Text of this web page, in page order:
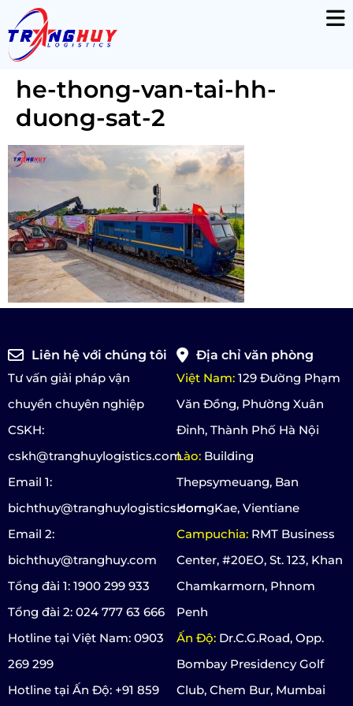
he-thong-van-tai-hh-
duong-sat-2
Liên hệ với chúng tôi
Tư vấn giải pháp vận
chuyển chuyên nghiệp
CSKH:
cskh@tranghuylogistics.com
Email 1:
bichthuy@tranghuylogistics.com
Email 2:
bichthuy@tranghuy.com
Tổng đài 1: 1900 299 933
Tổng đài 2: 024 777 63 666
Hotline tại Việt Nam: 0903
269 299
Hotline tại Ấn Độ: +91 859
Địa chỉ văn phòng
Việt Nam: 129 Đường Phạm
Văn Đồng, Phường Xuân
Đỉnh, Thành Phố Hà Nội
Lào: Building
Thepsymeuang, Ban
HorngKae, Vientiane
Campuchia: RMT Business
Center, #20EO, St. 123, Khan
Chamkarmorn, Phnom
Penh
Ấn Độ: Dr.C.G.Road, Opp.
Bombay Presidency Golf
Club, Chem Bur, Mumbai